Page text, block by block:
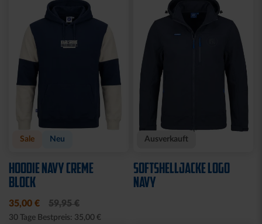
Sale Neu
HOODIE NAVY CREME
BLOCK
35,00 € 59,95 €
30 Tage Bestpreis: 35,00 €
Ausverkauft
SOFTSHELLJACKE LOGO
NAVY